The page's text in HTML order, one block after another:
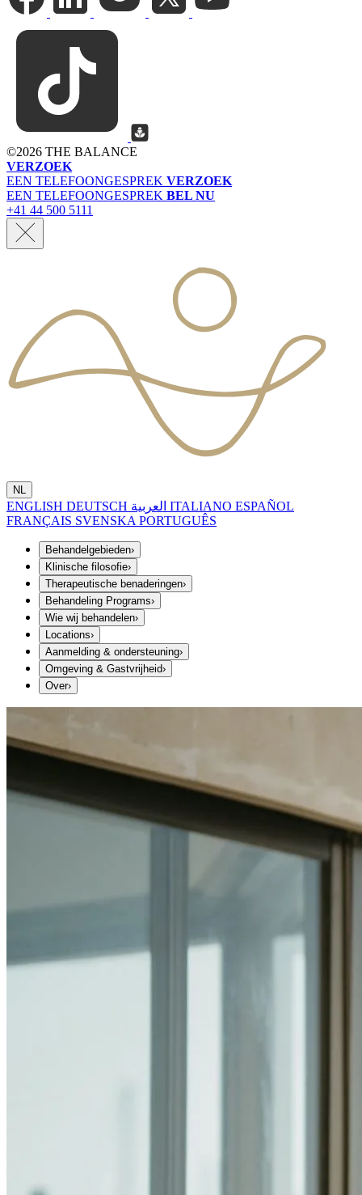
©2026 THE BALANCE
VERZOEK
EEN TELEFOONGESPREK VERZOEK
EEN TELEFOONGESPREK BEL NU
+41 44 500 5111
NL
ENGLISH DEUTSCH ITALIANO ESPAÑOL
FRANÇAIS SVENSKA PORTUGUÊS
Behandelgebieden›
Klinische filosofie›
Therapeutische benaderingen›
Behandeling Programs›
Wie wij behandelen›
Locations›
Aanmelding & ondersteuning›
Omgeving & Gastvrijheid›
Over›